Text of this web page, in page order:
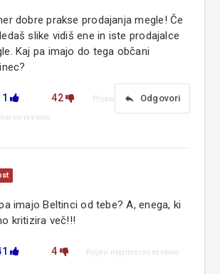
dobre prakse prodajanja megle! Če
slike vidiš ene in iste prodajalce
Kaj pa imajo do tega občani
42 reply Odgovori
Prijavi
vsebino
imajo Beltinci od tebe? A, enega, ki
kritizira več!!!
4 Prijavi neprimerno vsebino